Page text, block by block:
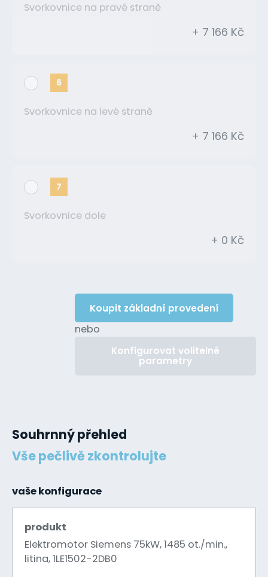
Svorkovnice na pravé straně
+ 7 166 Kč
6
Svorkovnice na levé straně
+ 7 166 Kč
7
Svorkovnice dole
+ 0 Kč
Koupit základní provedení
nebo
Konfigurovat volitelné
parametry
Souhrnný přehled
Vše pečlivě zkontrolujte
vaše konfigurace
produkt
Elektromotor Siemens 75kW, 1485 ot./min.,
litina, 1LE1502-2DB0